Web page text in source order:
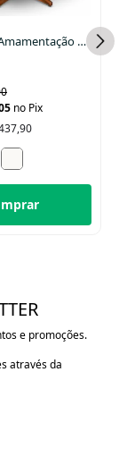
Poltrona de Amamentação Curve Giro + Balanço em Madeira Tecido Bouclê
no Pix
e promoções.
através da